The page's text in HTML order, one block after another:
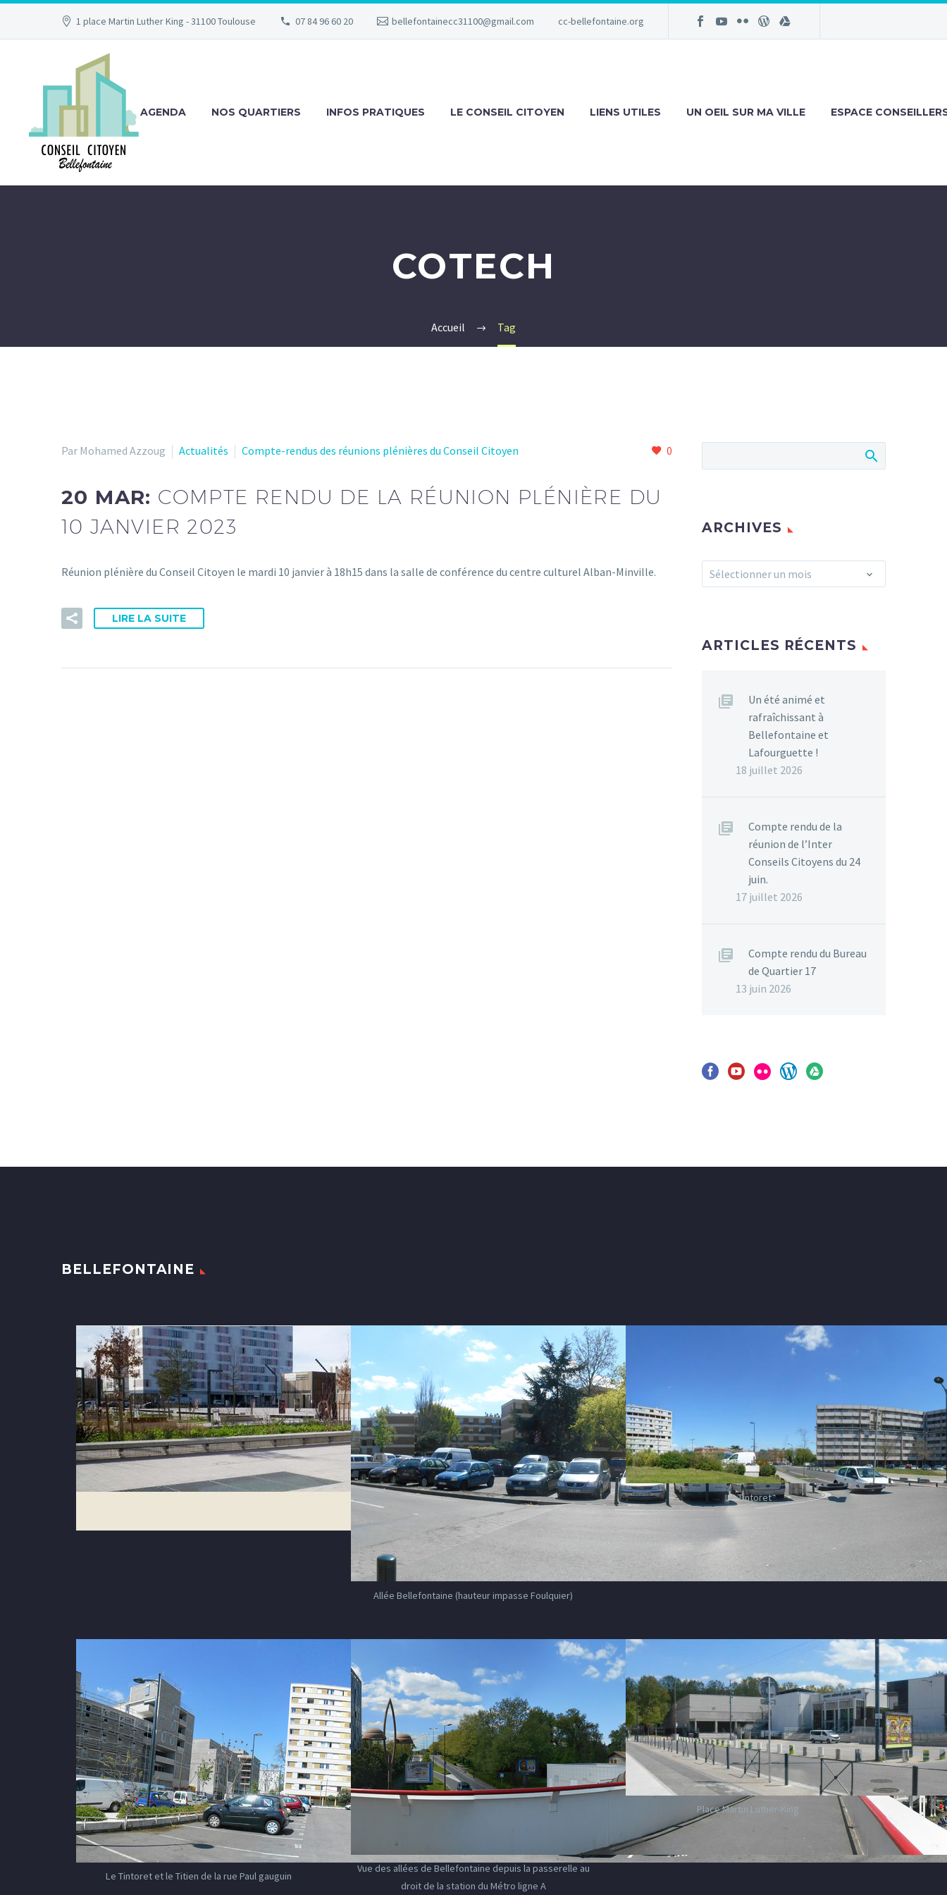
1 place Martin Luther King - 31100 Toulouse 07 84 96 60 20 bellefontainecc31100@gmail.com cc-bellefontaine.org
AGENDA NOS QUARTIERS INFOS PRATIQUES LE CONSEIL CITOYEN LIENS UTILES UN OEIL SUR MA VILLE ESPACE
COTECH
Accueil Tag
0
Par Mohamed Azzoug Actualités Compte-rendus des réunions plénières du Conseil Citoyen
20 MAR: COMPTE RENDU DE LA RÉUNION PLÉNIÈRE DU
10 JANVIER 2023
Réunion plénière du Conseil Citoyen le mardi 10 janvier à 18h15 dans la salle de conférence du centre culturel Alban-Minville.
LIRE LA SUITE
ARCHIVES
Archives
Sélectionner un mois
ARTICLES RÉCENTS
Un été animé et
rafraîchissant à
Bellefontaine et
Lafourguette !
18 juillet 2026
Compte rendu de la
réunion de l’Inter
Conseils Citoyens du 24
juin.
17 juillet 2026
Compte rendu du Bureau
de Quartier 17
13 juin 2026
BELLEFONTAINE
Allée Bellefontaine (hauteur impasse Foulquier)
Le Tintoret
Le Tintoret et le Titien de la rue Paul gauguin
Vue des allées de Bellefontaine depuis la passerelle au
droit de la station du Métro ligne A
Place Martin Luther-King